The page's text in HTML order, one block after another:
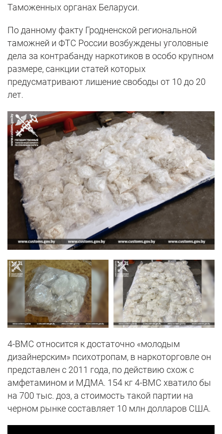
Таможенных органах Беларуси.
По данному факту Гродненской региональной
таможней и ФТС России возбуждены уголовные
дела за контрабанду наркотиков в особо крупном
размере, санкции статей которых
предусматривают лишение свободы от 10 до 20
лет.
4-ВМС относится к достаточно «молодым
дизайнерским» психотропам, в наркоторговле он
представлен с 2011 года, по действию схож с
амфетамином и МДМА. 154 кг 4-ВМС хватило бы
на 700 тыс. доз, а стоимость такой партии на
черном рынке составляет 10 млн долларов США.